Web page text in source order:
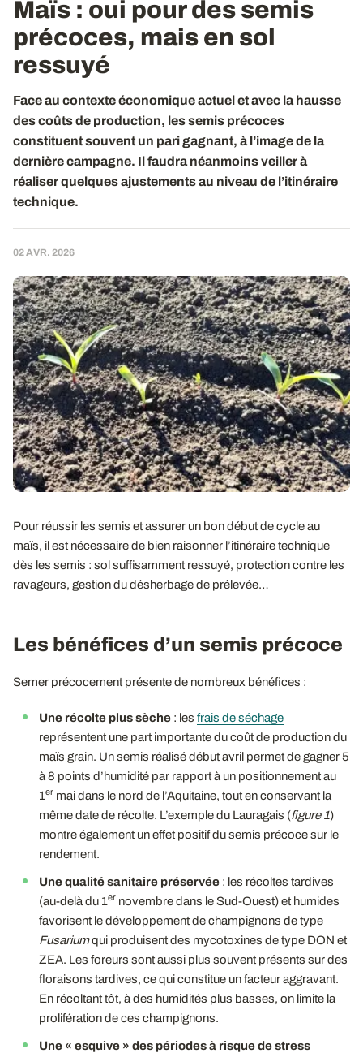
Maïs : oui pour des semis
précoces, mais en sol
ressuyé
Face au contexte économique actuel et avec la hausse
des coûts de production, les semis précoces
constituent souvent un pari gagnant, à l’image de la
dernière campagne. Il faudra néanmoins veiller à
réaliser quelques ajustements au niveau de l’itinéraire
technique.
02 AVR. 2026
Pour réussir les semis et assurer un bon début de cycle au
maïs, il est nécessaire de bien raisonner l’itinéraire technique
dès les semis : sol suffisamment ressuyé, protection contre les
ravageurs, gestion du désherbage de prélevée…
Les bénéfices d’un semis précoce
Semer précocement présente de nombreux bénéfices :
Une récolte plus sèche : les frais de séchage
représentent une part importante du coût de production du
maïs grain. Un semis réalisé début avril permet de gagner 5
à 8 points d’humidité par rapport à un positionnement au
1er mai dans le nord de l’Aquitaine, tout en conservant la
même date de récolte. L’exemple du Lauragais (figure 1)
montre également un effet positif du semis précoce sur le
rendement.
Une qualité sanitaire préservée : les récoltes tardives
(au-delà du 1er novembre dans le Sud-Ouest) et humides
favorisent le développement de champignons de type
Fusariumqui produisent des mycotoxines de type DON et
ZEA. Les foreurs sont aussi plus souvent présents sur des
floraisons tardives, ce qui constitue un facteur aggravant.
En récoltant tôt, à des humidités plus basses, on limite la
prolifération de ces champignons.
Une « esquive » des périodes à risque de stress